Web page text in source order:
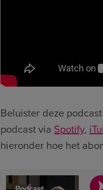
Beluister deze
podcast via Spotify,
hieronder hoe het